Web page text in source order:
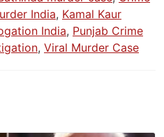
India, Kamal Kaur
India, Punjab Crime
, Viral Murder Case